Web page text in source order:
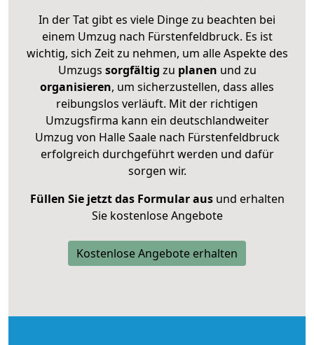
In der Tat gibt es viele Dinge zu beachten bei
einem Umzug nach Fürstenfeldbruck. Es ist
wichtig, sich Zeit zu nehmen, um alle Aspekte des
Umzugs sorgfältig zu planen und zu
organisieren, um sicherzustellen, dass alles
reibungslos verläuft. Mit der richtigen
Umzugsfirma kann ein deutschlandweiter
Umzug von Halle Saale nach Fürstenfeldbruck
erfolgreich durchgeführt werden und dafür
sorgen wir.
Füllen Sie jetzt das Formular ausund erhalten
Sie kostenlose Angebote
Kostenlose Angebote erhalten